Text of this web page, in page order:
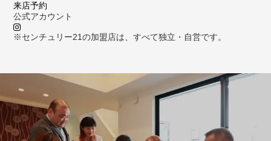
来店予約
公式アカウント
※センチュリー21の加盟店は、すべて独立・自営です。